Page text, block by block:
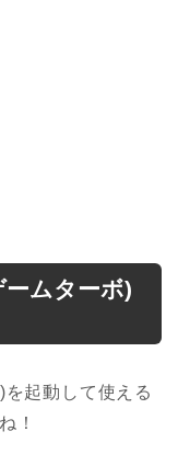
ムターボ)
起動して使える
！